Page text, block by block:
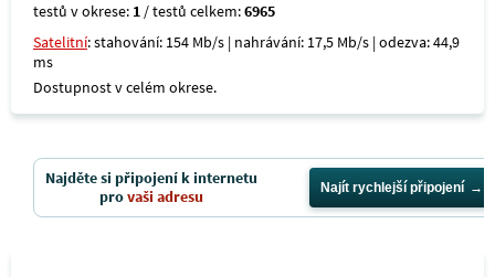
testů v okrese: 1 / testů celkem:6965
Satelitní: stahování: 154 Mb/s | nahrávání: 17,5 Mb/s | odezva: 44,9
ms
Dostupnost v celém okrese.
Najděte si připojení k internetu
provaši adresu Najít rychlejší připojení